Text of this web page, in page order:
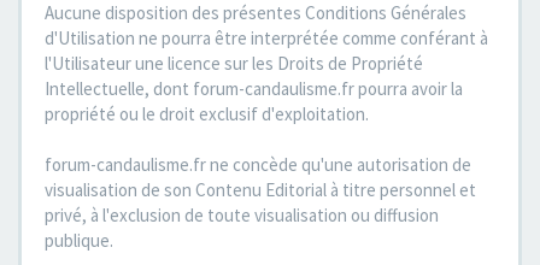
Aucune disposition des présentes Conditions Générales
d'Utilisation ne pourra être interprétée comme conférant à
l'Utilisateur une licence sur les Droits de Propriété
Intellectuelle, dont forum-candaulisme.fr pourra avoir la
propriété ou le droit exclusif d'exploitation.
forum-candaulisme.fr ne concède qu'une autorisation de
visualisation de son Contenu Editorial à titre personnel et
privé, à l'exclusion de toute visualisation ou diffusion
publique.